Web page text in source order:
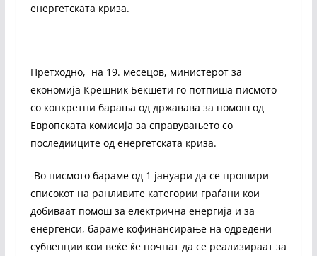
енергетската криза.
Претходно, на 19. месецов, министерот за
економија Крешник Бекшети го потпиша писмото
со конкретни барања од државава за помош од
Европската комисија за справувањето со
последииците од енергетската криза.
-Во писмото бараме од 1 јануари да се прошири
списокот на ранливите категории граѓани кои
добиваат помош за електрична енергија и за
енергенси, бараме кофинансирање на одредени
субвенции кои веќе ќе почнат да се реализираат за